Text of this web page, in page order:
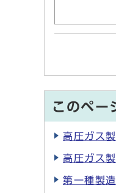
このペー
高圧ガス
高圧ガス
第一種製